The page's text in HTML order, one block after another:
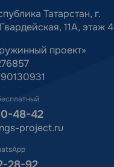
Татарстан, г.
11А, этаж 4
проект»
48-42
project.ru